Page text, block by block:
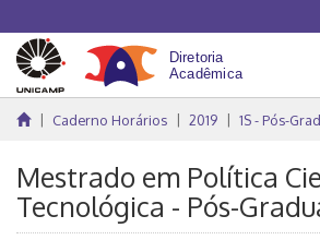
Caderno Horários 2019 1S - Pós-
Mestrado em Política
Tecnológica - Pós-